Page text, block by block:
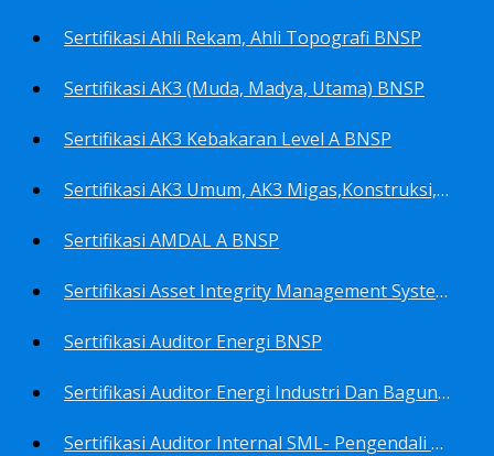
Sertifikasi Ahli Rekam, Ahli Topografi BNSP
Sertifikasi AK3 (Muda, Madya, Utama) BNSP
Sertifikasi AK3 Kebakaran Level A BNSP
Sertifikasi AK3 Umum, AK3 Migas,Konstruksi,Listrik&Boiler BNSP
Sertifikasi AMDAL A BNSP
Sertifikasi Asset Integrity Management System BNSP
Sertifikasi Auditor Energi BNSP
Sertifikasi Auditor Energi Industri Dan Bagunan Gedung BNSP
Sertifikasi Auditor Internal SML- Pengendali Dan Penerapan SML- Perencana SML- Manajer SML- Pengendali Dokumen SML BNSP